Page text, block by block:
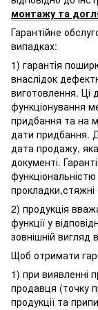
монтажу та
Гарантійне
випадках:
1) гарантія
внаслідок
виготовлення. Ці
функціонування
придбання та на
дати придбання.
дата продажу,
документі.
2) продукція
функції у
зовнішній вигляд
Щоб отримати
1) при виявленні
продавця (точку
продукції та